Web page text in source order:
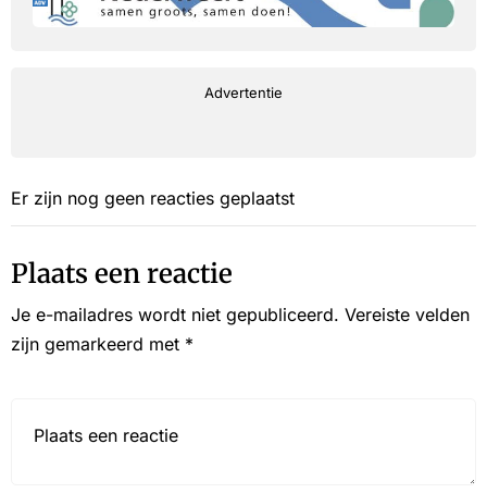
Advertentie
Er zijn nog geen reacties geplaatst
Plaats een reactie
Je e-mailadres wordt niet gepubliceerd. Vereiste velden
zijn gemarkeerd met *